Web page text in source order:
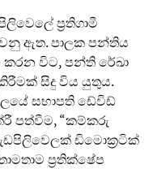
ප්‍රතිගාමී
වනු ඇත. පාලක පන්තිය
කරන විට, පන්ති රේඛා
සිදු විය යුතුය.
සභාපති ඩේවිඩ්
පත්වීම, “කම්කරු
ඩිමොක්‍රටික්
ප්‍රතික්ෂේප